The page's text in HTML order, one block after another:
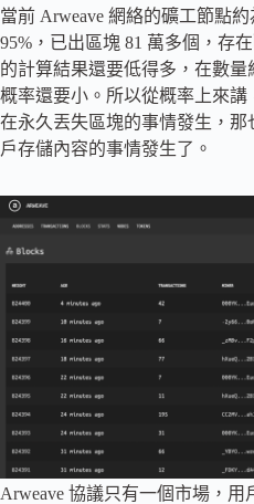
當前 Arweave 網絡的礦工節點
95%，已出區塊 81 萬多個，存在
的計算結果還要低得多，在數量
概率還要小。所以從概率上來
在永久丟失區塊的事情發生，
戶存儲內容的事情發生了。
Arweave 協議只有一個市場，用